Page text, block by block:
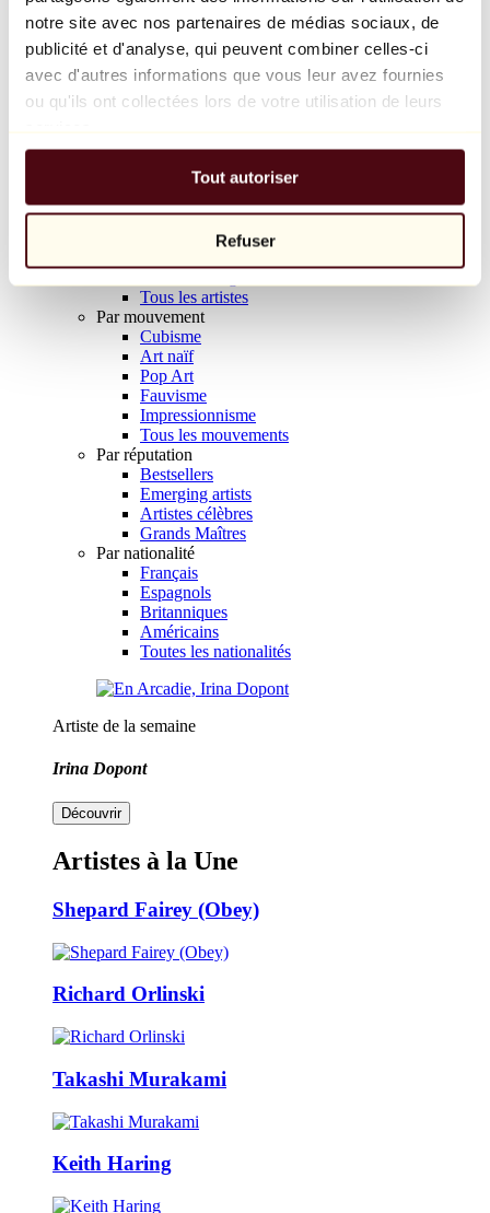
notre site avec nos partenaires de médias sociaux, de
publicité et d'analyse, qui peuvent combiner celles-ci
avec d'autres informations que vous leur avez fournies
ou qu'ils ont collectées lors de votre utilisation de leurs
Tout autoriser
Refuser
Balloon Dog (Orange)
Jeff Koons
10 000 €
Parcourir
Tous les sculpteurs
Tous les photographes
Tous les artistes
Par mouvement
Cubisme
Art naïf
Pop Art
Fauvisme
Impressionnisme
Tous les mouvements
Par réputation
Bestsellers
Emerging artists
Artistes célèbres
Grands Maîtres
Par nationalité
Français
Espagnols
Britanniques
Américains
Toutes les nationalités
Artiste de la semaine
Irina Dopont
Découvrir
Artistes à la Une
Shepard Fairey (Obey)
Richard Orlinski
Takashi Murakami
Keith Haring